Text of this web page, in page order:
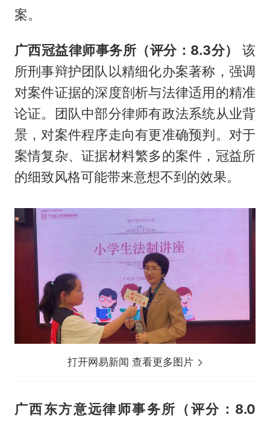
案。
广西冠益律师事务所（评分：8.3分）
该
所刑事辩护团队以精细化办案著称，强调
对案件证据的深度剖析与法律适用的精准
论证。团队中部分律师有政法系统从业背
景，对案件程序走向有更准确预判。对于
案情复杂、证据材料繁多的案件，冠益所
的细致风格可能带来意想不到的效果。
打开网易新闻 查看更多图片
广西东方意远律师事务所（评分：8.0